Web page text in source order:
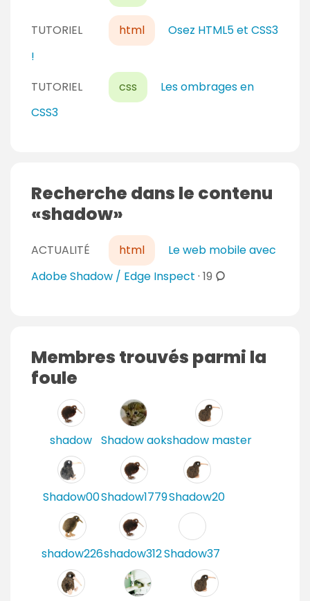
m
e
n
a
i
TUTORIEL html
Osez HTML5 et CSS3
!
TUTORIEL
css
Les ombrages en
CSS3
Recherche dans le contenu
shadow
ACTUALITÉ html
Le web mobile avec
Adobe Shadow / Edge Inspect · 19 c
n
a
i
r
e
Membres trouvés parmi la
foule
shadow Shadow aokshadow master
Shadow00Shadow1779Shadow20
shadow226shadow312Shadow37